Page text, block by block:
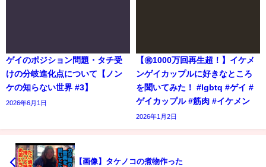
ゲイのポジション問題・タチ受
けの分岐進化点について【ノン
ケの知らない世界 #3】
2026年6月1日
【㊗️1000万回再生超！】イケメ
ンゲイカップルに好きなところ
を聞いてみた！ #lgbtq #ゲイ #
ゲイカップル #筋肉 #イケメン
2026年1月2日
【画像】タケノコの煮物作った